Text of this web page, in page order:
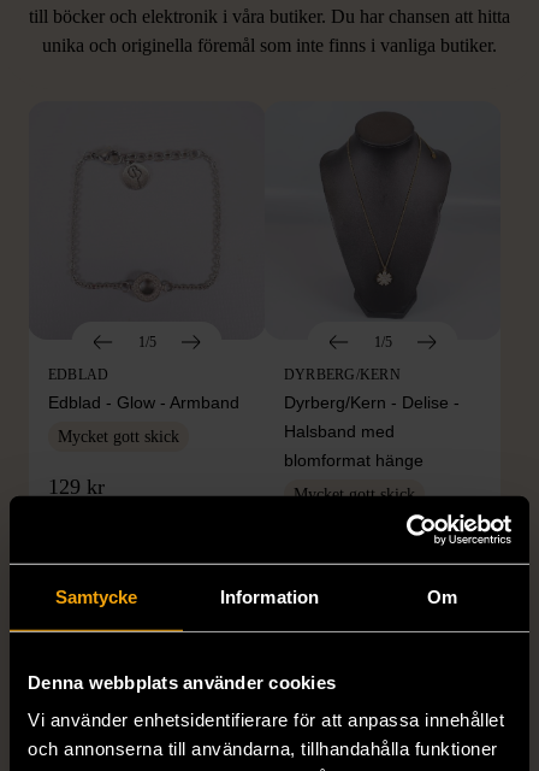
Samtycke Information Om
Denna webbplats använder cookies
Vi använder enhetsidentifierare för att anpassa innehållet
och annonserna till användarna, tillhandahålla funktioner
till böcker och elektronik i våra butiker. Du har chansen att hitta
unika och originella föremål som inte finns i vanliga butiker.
LIKNANDE PRODUKTER
Hitta produkter som påminner om denna
1/5
EDBLAD
Edblad - Glow - Armband
Mycket gott skick
129 kr
1/5
DYRBERG/KERN
Dyrberg/Kern - Delise -
Halsband med
blomformat hänge
Mycket gott skick